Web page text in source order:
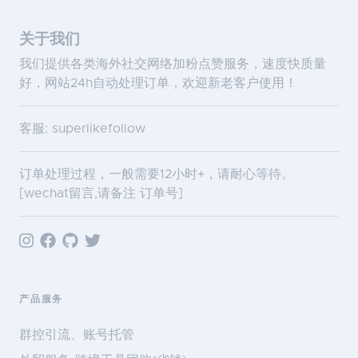
关于我们
我们提供各类海外社交网络加粉点赞服务，速度快质量
好，网站24h自动处理订单，欢迎新老客户使用！
客服: superlikefollow
订单处理过程，一般需要12小时+，请耐心等待。
[wechat留言,请备注 订单号]
产品服务
群控引流、账号托管